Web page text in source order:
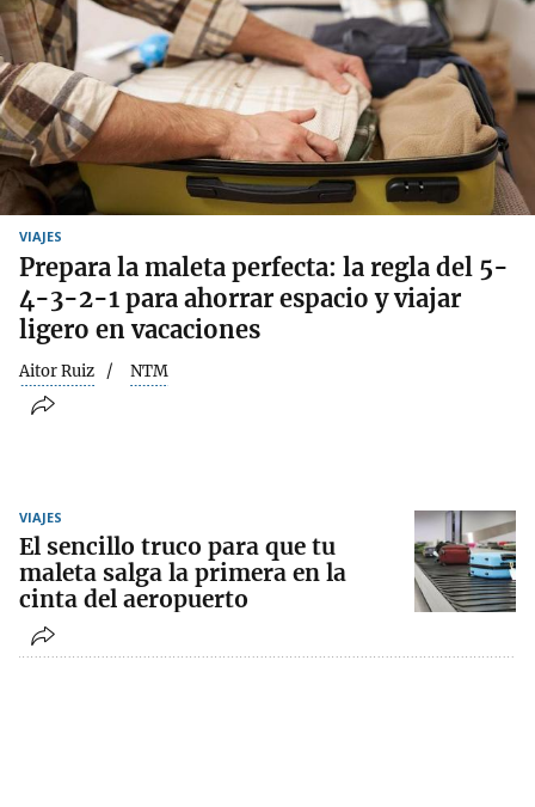
VIAJES
Prepara la maleta perfecta: la regla del 5-
4-3-2-1 para ahorrar espacio y viajar
ligero en vacaciones
Aitor Ruiz NTM
VIAJES
El sencillo truco para que tu
maleta salga la primera en la
cinta del aeropuerto